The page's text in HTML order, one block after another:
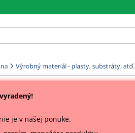
Výrobný materiál - plasty, substráty, atď.
je v našej ponuke.